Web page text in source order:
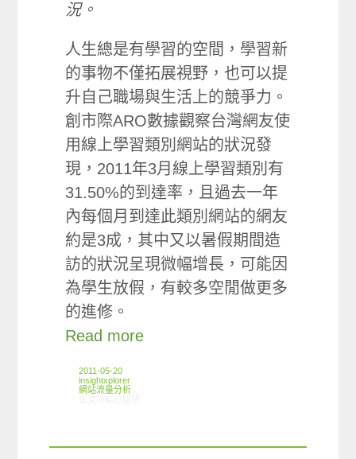
況。
人生總是有學習的空間，學習新
的事物不僅拓展視野，也可以提
升自己職場與生活上的競爭力。
創市際ARO數據觀察台灣網友使
用線上學習類別網站的狀況發
現，2011年3月線上學習類別有
31.50%的到達率，且過去一年
內每個月到達此類別網站的網友
約是3成，其中又以暑假期間造
訪的狀況呈現微幅增長，可能因
為學生放假，有較多空閒做更多
的進修。
Read more
2011-05-20
insightxplorer
網站流量分析